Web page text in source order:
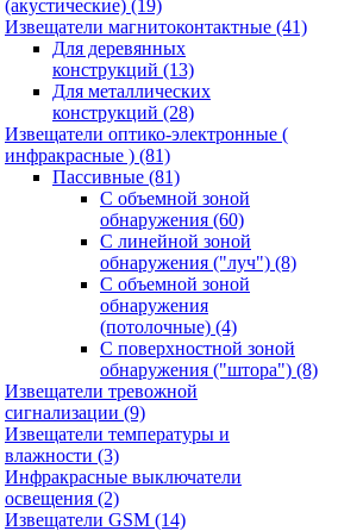
(акустические) (19)
Извещатели магнитоконтактные (41)
Для деревянных
конструкций (13)
Для металлических
конструкций (28)
Извещатели оптико-электронные (
инфракрасные ) (81)
Пассивные (81)
С объемной зоной
обнаружения (60)
С линейной зоной
обнаружения ("луч") (8)
С объемной зоной
обнаружения
(потолочные) (4)
С поверхностной зоной
обнаружения ("штора") (8)
Извещатели тревожной
сигнализации (9)
Извещатели температуры и
влажности (3)
Инфракрасные выключатели
освещения (2)
Извещатели GSM (14)